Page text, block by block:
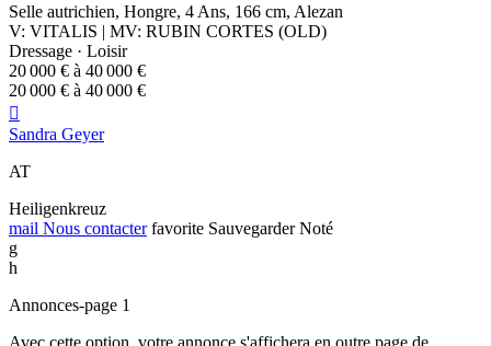
Selle autrichien, Hongre, 4 Ans, 166 cm, Alezan
V: VITALIS | MV: RUBIN CORTES (OLD)
Dressage · Loisir
20 000 € à 40 000 €
20 000 € à 40 000 €

Sandra Geyer
AT
Heiligenkreuz
mail Nous contacter favorite Sauvegarder Noté
g
h
Annonces-page 1
Avec cette option, votre annonce s'affichera en outre page de